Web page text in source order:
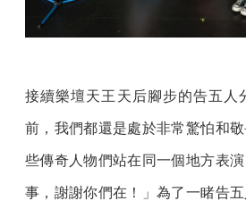
接續樂壇天王天后腳步的告五人
前，我們都還是處於非常驚怕和
些傳奇人物們站在同一個地方表
事，謝謝你們在！」為了一睹告